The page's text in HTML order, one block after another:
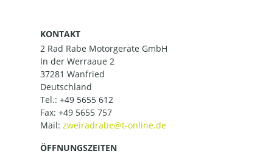
KONTAKT
2 Rad Rabe Motorgeräte GmbH
In der Werraaue 2
37281 Wanfried
Deutschland
Tel.: +49 5655 612
Fax: +49 5655 757
Mail:
ÖFFNUNGSZEITEN